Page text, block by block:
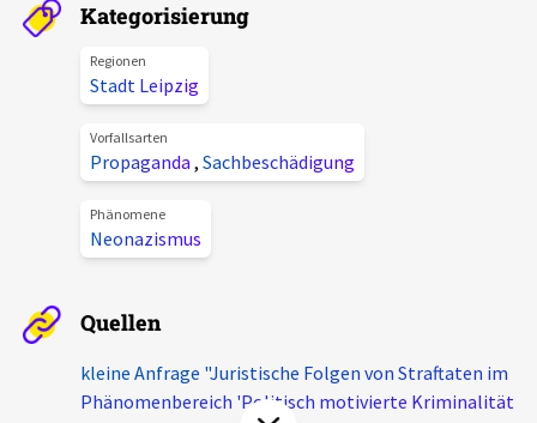
Veranstaltungen
Pressemitteilungen
Projektbeschreibung
Kontakt
Unterstützer_innen
chronik.LE in der Presse
Kategorisierung
Regionen
Stadt Leipzig
Vorfallsarten
Propaganda , Sachbeschädigung
Phänomene
Neonazismus
Quellen
kleine Anfrage "Juristische Folgen von Straftaten im
Phänomenbereich 'Politisch motivierte Kriminalität